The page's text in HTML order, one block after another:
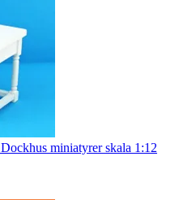
miniatyrer skala 1:12